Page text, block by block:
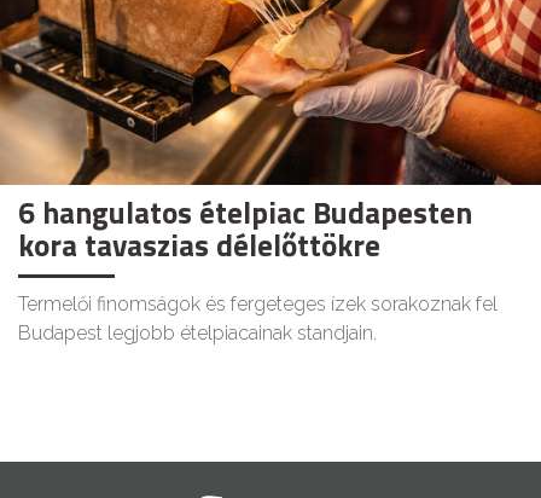
6 hangulatos ételpiac Budapesten
kora tavaszias délelőttökre
Termelői finomságok és fergeteges ízek sorakoznak fel
Budapest legjobb ételpiacainak standjain.